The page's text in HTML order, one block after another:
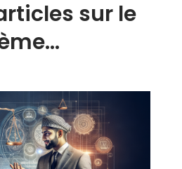
sur le